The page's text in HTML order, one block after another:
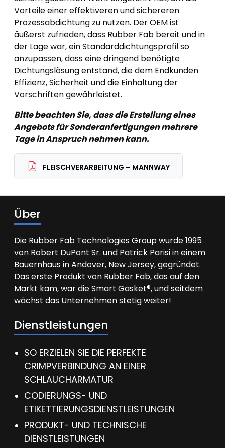
Vorteile einer effektiveren und sichereren
Prozessabdichtung zu nutzen. Der OEM ist
äußerst zufrieden, dass Rubber Fab bereit und in
der Lage war, ein Standarddichtungsprofil so
anzupassen, dass eine dringend benötigte
Dichtungslösung entstand, die dem Endkunden
Effizienz, Sicherheit und die Einhaltung der
Vorschriften gewährleistet.
Bitte beachten Sie, dass die Erstellung eines
Angebots für Sonderanfertigungen mehrere
Tage in Anspruch nehmen kann.
FLEISCHVERARBEITUNG – MANNWAY
Über
Die Rubber Fab Technologies Group wurde 1995
von Robert DuPont Sr. und Patrick Parisi in einem
Bauernhaus in Andover, New Jersey, gegründet.
Das erste Produkt von Rubber Fab, das auf den
Markt kam, war die Smart Gasket®, und seitdem
wächst das Unternehmen stetig weiter!
Dienstleistungen
SO ERZIELEN SIE DIE PERFEKTE
CRIMPVERBINDUNG AN EINER
SCHLAUCHARMATUR
CODIERUNGS- UND
ETIKETTIERUNGSDIENSTLEISTUNGEN
PRODUKT- UND TECHNISCHE
DIENSTLEISTUNGEN